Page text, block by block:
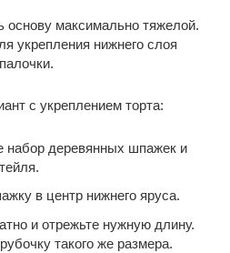
основу максимально тяжелой.
укрепления нижнего слоя
с укреплением торта:
набор деревянных шпажек и
в центр нижнего яруса.
и отрежьте нужную длину.
такого же размера.